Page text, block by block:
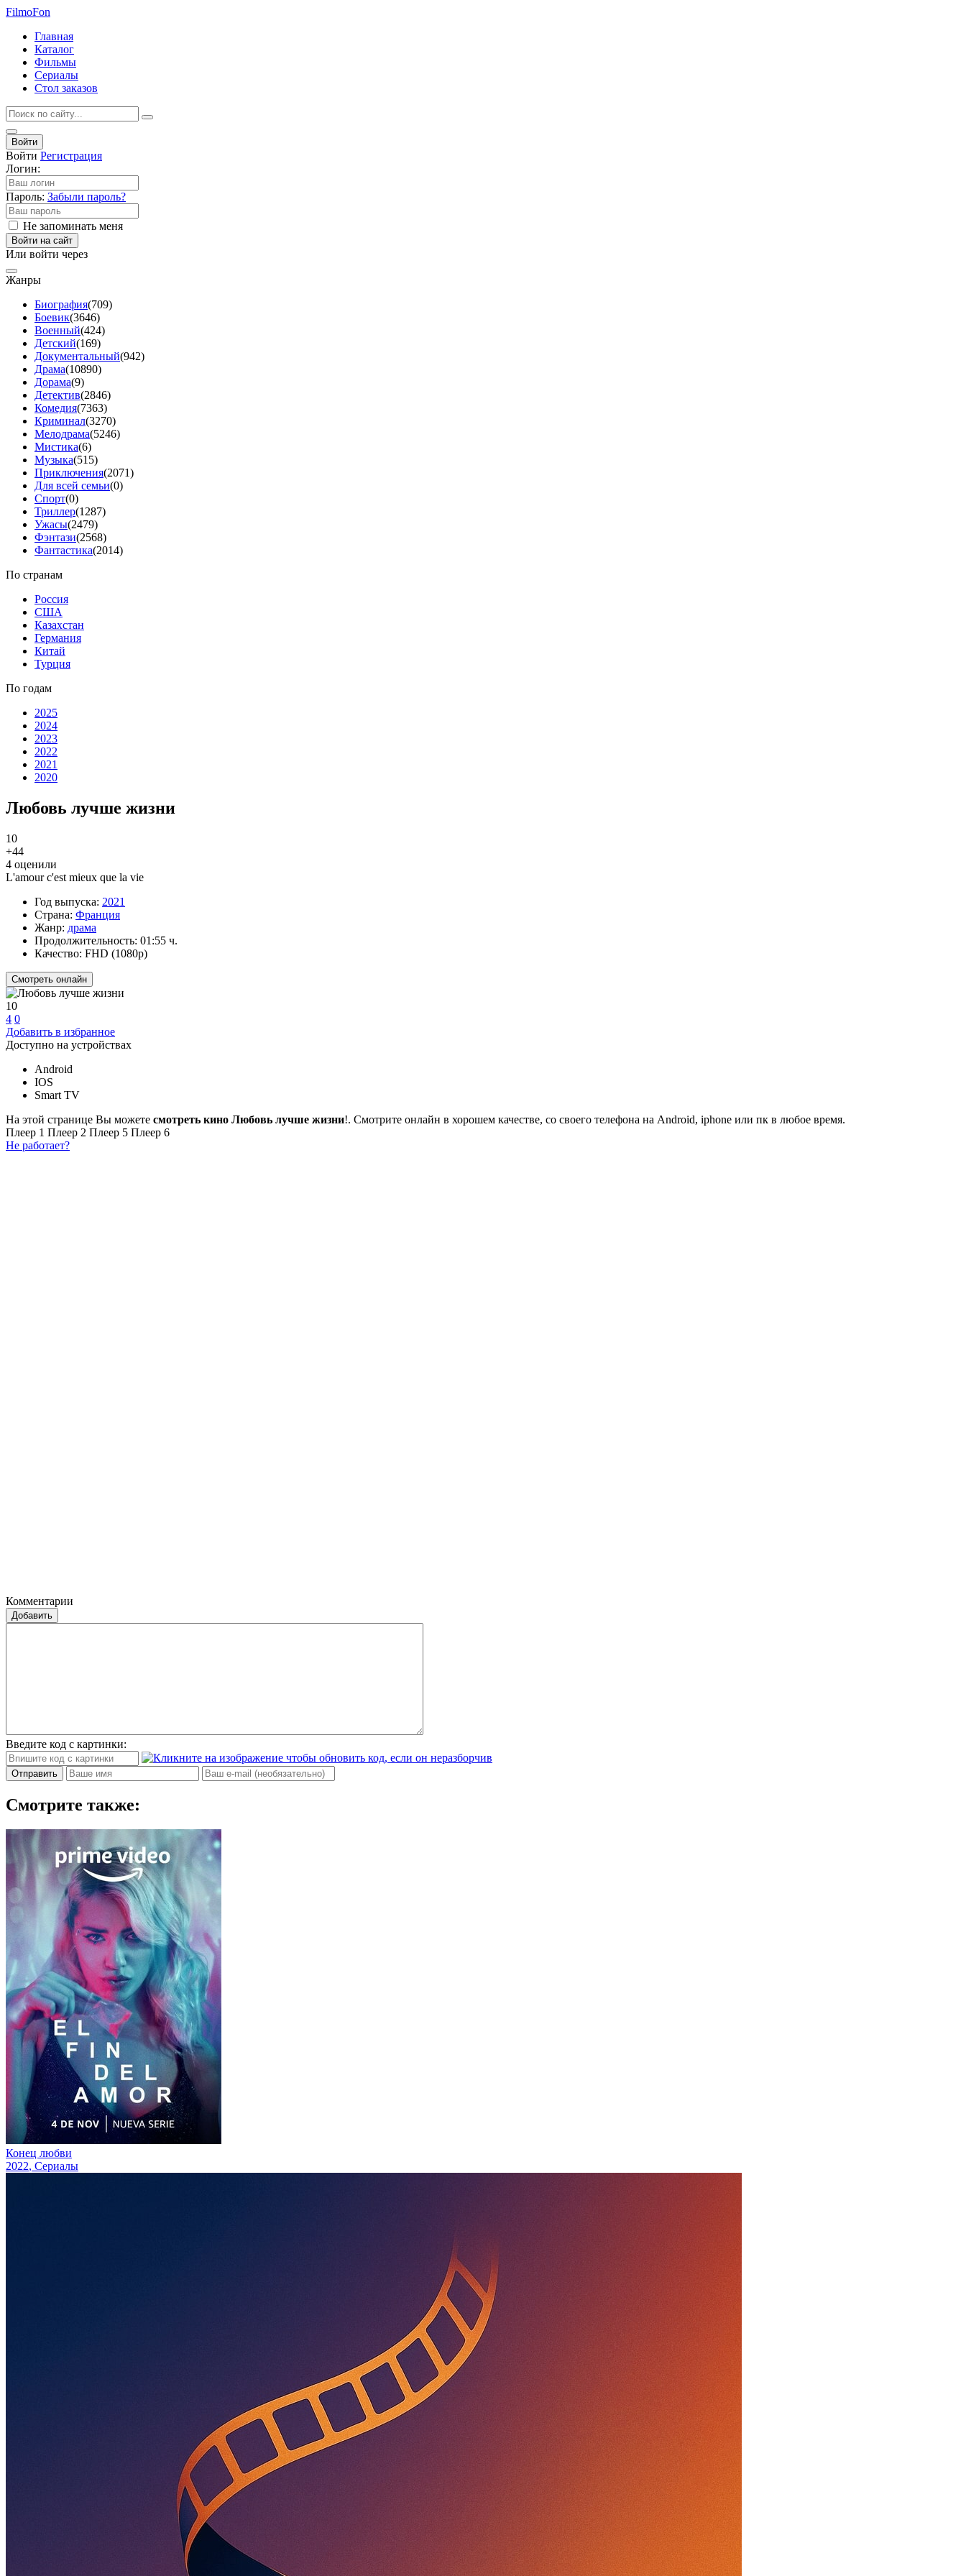
FilmoFon
Главная
Каталог
Фильмы
Сериалы
Стол заказов
Войти
Войти Регистрация
Логин:
Пароль: Забыли пароль?
Не запоминать меня
Войти на сайт
Или войти через
Жанры
Биография(709)
Боевик(3646)
Военный(424)
Детский(169)
Документальный(942)
Драма(10890)
Дорама(9)
Детектив(2846)
Комедия(7363)
Криминал(3270)
Мелодрама(5246)
Мистика(6)
Музыка(515)
Приключения(2071)
Для всей семьи(0)
Спорт(0)
Триллер(1287)
Ужасы(2479)
Фэнтази(2568)
Фантастика(2014)
По странам
Россия
США
Казахстан
Германия
Китай
Турция
По годам
2025
2024
2023
2022
2021
2020
Любовь лучше жизни
10
+44
4 оценили
L'amour c'est mieux que la vie
Год выпуска: 2021
Страна: Франция
Жанр: драма
Продолжительность: 01:55 ч.
Качество: FHD (1080p)
Смотреть онлайн
10
4 0
Добавить в избранное
Доступно на устройствах
Android
IOS
Smart TV
На этой странице Вы можете смотреть кино Любовь лучше жизни!. Смотрите онлайн в хорошем качестве, со своего телефона на Android, iphone или пк в любое время.
Плеер 1 Плеер 2 Плеер 5 Плеер 6
Не работает?
Комментарии
Добавить
Введите код с картинки:
Отправить
Смотрите также:
Конец любви
2022, Сериалы